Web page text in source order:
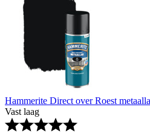
Hammerite Direct over Roest
Vast laag